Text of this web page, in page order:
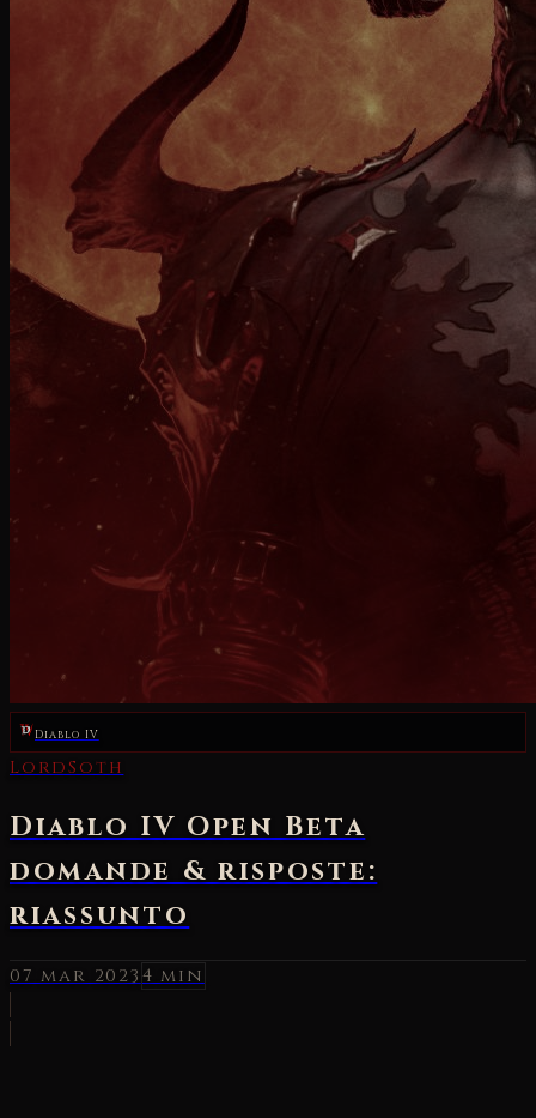
Diablo IV
LordSoth
Diablo IV Open Beta
domande & risposte:
riassunto
07 mar 20234 min